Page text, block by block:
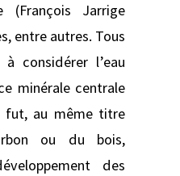
(François Jarrige
entre autres. Tous
considérer l’eau
minérale centrale
fut, au même titre
ou du bois,
des